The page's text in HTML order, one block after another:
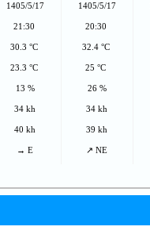
1405/5/17
20:30
32.4 °C
25 °C
26 %
34 kh
39 kh
↗ NE
1405/5/17
21:30
30.3 °C
23.3 °C
13 %
34 kh
40 kh
→ E